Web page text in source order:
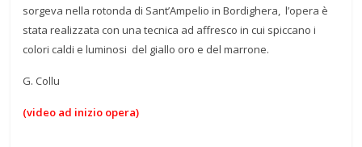
sorgeva nella rotonda di Sant’Ampelio in Bordighera, l’opera è
stata realizzata con una tecnica ad affresco in cui spiccano i
colori caldi e luminosi del giallo oro e del marrone.
G. Collu
(video ad inizio opera)